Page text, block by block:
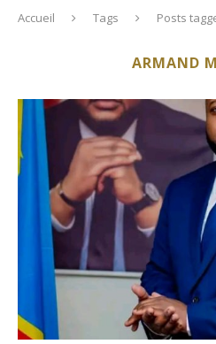
Accueil Tags Posts
ARMAND